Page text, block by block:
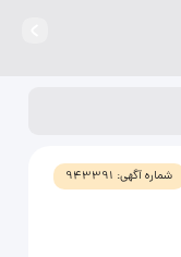
شماره آگهی: 943391